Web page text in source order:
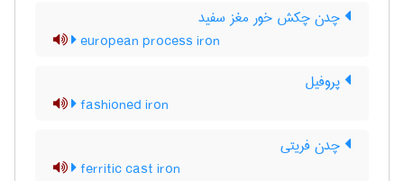
چدن چکش خور مغز سفید
european process iron
پروفیل
fashioned iron
چدن فریتی
ferritic cast iron